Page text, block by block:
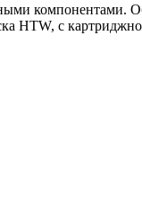
компонентами.
HTW, с